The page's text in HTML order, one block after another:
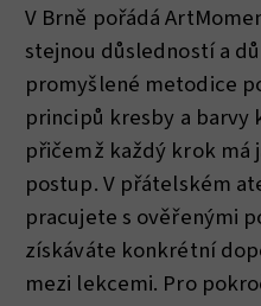
V Brně pořádá
stejnou důsledností a
promyšlené metodice
principů kresby a barvy
přičemž každý krok má
postup. V přátelském
pracujete s ověřenými
získáváte konkrétní
mezi lekcemi. Pro